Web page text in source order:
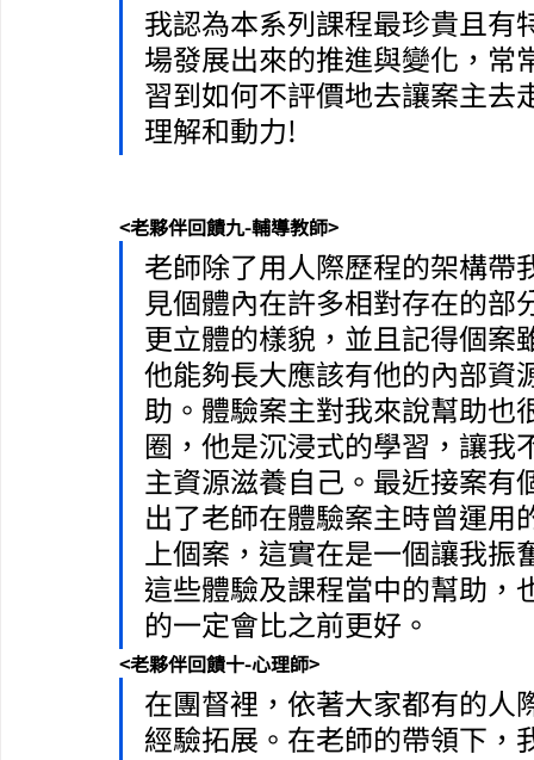
我認為本系列課程最珍貴且有
場發展出來的推進與變化，常
習到如何不評價地去讓案主去
理解和動力!
<老夥伴回饋九-輔導教師>
老師除了用人際歷程的架構帶
見個體內在許多相對存在的
更立體的樣貌，並且記得個案
他能夠長大應該有他的內部資
助。體驗案主對我來說幫助也
圈，他是沉浸式的學習，讓我
主資源滋養自己。最近接案有
出了老師在體驗案主時曾運用
上個案，這實在是一個讓我振
這些體驗及課程當中的幫助，
的一定會比之前更好。
<老夥伴回饋十-心理師>
在團督裡，依著大家都有的人
經驗拓展。在老師的帶領下，